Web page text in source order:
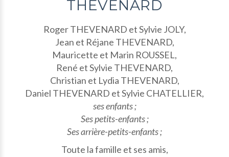
THEVENARD
Roger THEVENARD et Sylvie JOLY,
Jean et Réjane THEVENARD,
Mauricette et Marin ROUSSEL,
René et Sylvie THEVENARD,
Christian et Lydia THEVENARD,
Daniel THEVENARD et Sylvie CHATELLIER,
ses enfants ;
Ses petits-enfants ;
Ses arrière-petits-enfants ;
Toute la famille et ses amis,